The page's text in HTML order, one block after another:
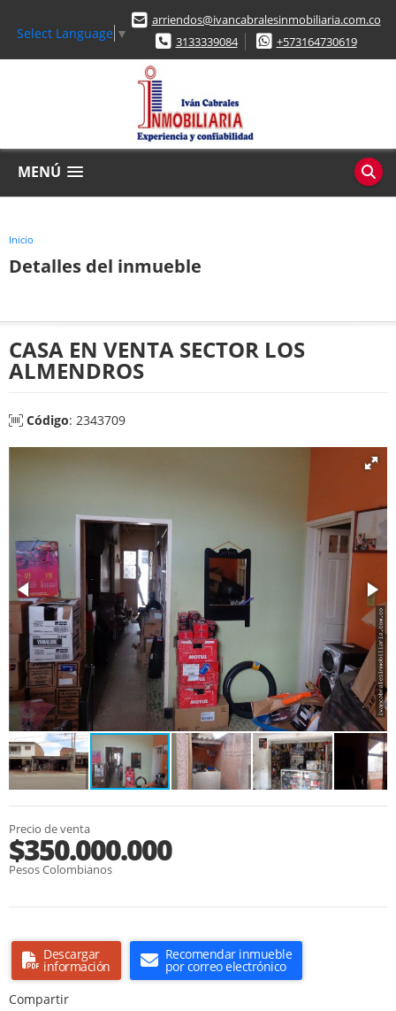
Select Language ▼
arriendos@ivancabralesinmobiliaria.com.co
3133339084
+573164730619
MENÚ
Inicio
Detalles del inmueble
CASA EN VENTA SECTOR LOS
ALMENDROS
Código: 2343709
Precio de venta
$350.000.000
Pesos Colombianos
Descargar
información
Recomendar inmueble
por correo electrónico
Compartir